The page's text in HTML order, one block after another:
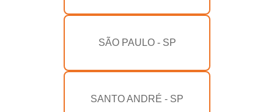
SÃO PAULO - SP
SANTO ANDRÉ - SP